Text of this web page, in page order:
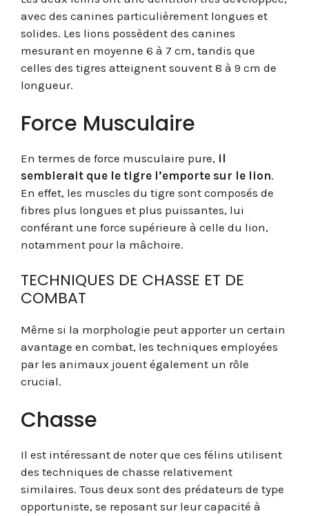
avec des canines particulièrement longues et
solides. Les lions possèdent des canines
mesurant en moyenne 6 à 7 cm, tandis que
celles des tigres atteignent souvent 8 à 9 cm de
longueur.
Force Musculaire
En termes de force musculaire pure, il
semblerait que le tigre l’emporte sur le lion.
En effet, les muscles du tigre sont composés de
fibres plus longues et plus puissantes, lui
conférant une force supérieure à celle du lion,
notamment pour la mâchoire.
TECHNIQUES DE CHASSE ET DE
COMBAT
Même si la morphologie peut apporter un certain
avantage en combat, les techniques employées
par les animaux jouent également un rôle
crucial.
Chasse
Il est intéressant de noter que ces félins utilisent
des techniques de chasse relativement
similaires. Tous deux sont des prédateurs de type
opportuniste, se reposant sur leur capacité à